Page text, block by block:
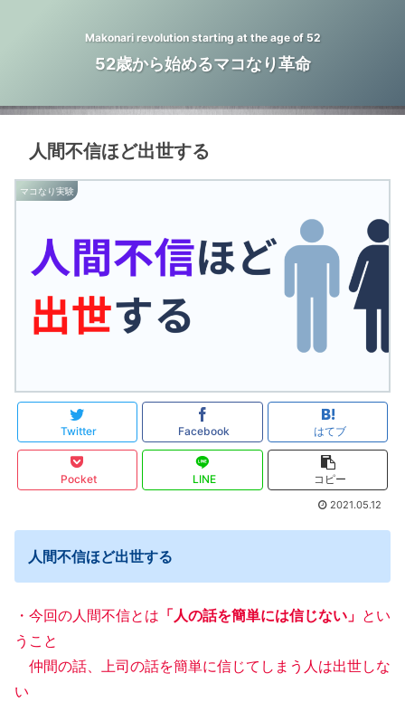
Makonari revolution starting at the age of 52
52歳から始めるマコなり革命
人間不信ほど出世する
マコなり実験
Twitter Facebook はてブ
Pocket LINE コピー
2021.05.12
人間不信ほど出世する
・今回の人間不信とは 「人の話を簡単には信じない」 とい
うこと
仲間の話、上司の話を簡単に信じてしまう人は出世しな
い